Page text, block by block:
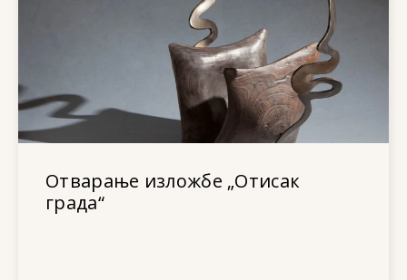
Отварање изложбе „Отисак
града“